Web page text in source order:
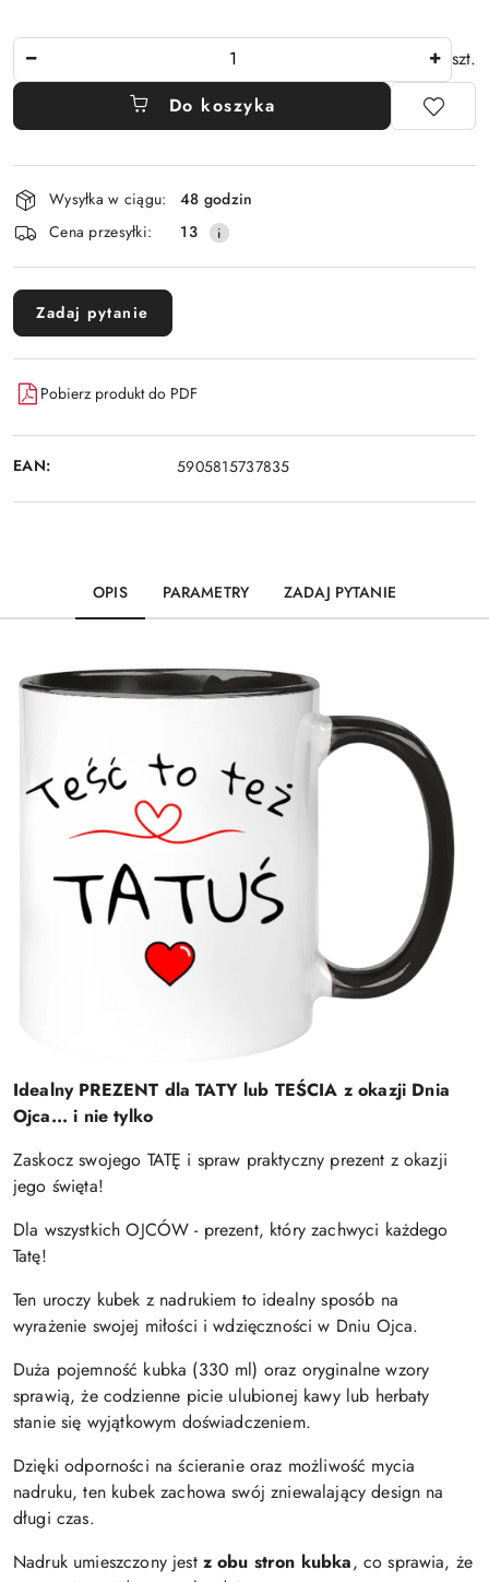
szt.
Do koszyka
Dostępność
i
dostawa
Wysyłka w ciągu:
48 godzin
Cena przesyłki:
13
Zadaj pytanie
Pobierz produkt do PDF
EAN: 5905815737835
OPIS PARAMETRY ZADAJ PYTANIE
Idealny PREZENT dla TATY lub TEŚCIA z okazji Dnia
Ojca... i nie tylko
Zaskocz swojego TATĘ i spraw praktyczny prezent z okazji
jego święta!
Dla wszystkich OJCÓW - prezent, który zachwyci każdego
Tatę!
Ten uroczy kubek z nadrukiem to idealny sposób na
wyrażenie swojej miłości i wdzięczności w Dniu Ojca.
Duża pojemność kubka (330 ml) oraz oryginalne wzory
sprawią, że codzienne picie ulubionej kawy lub herbaty
stanie się wyjątkowym doświadczeniem.
Dzięki odporności na ścieranie oraz możliwość mycia
nadruku, ten kubek zachowa swój zniewalający design na
długi czas.
Nadruk umieszczony jest z obu stron kubka, co sprawia, że